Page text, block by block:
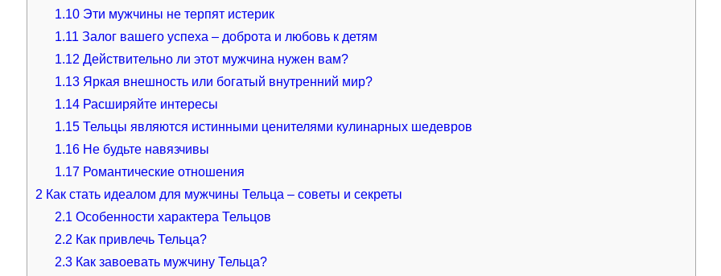
1.10 Эти мужчины не терпят истерик
1.11 Залог вашего успеха – доброта и любовь к детям
1.12 Действительно ли этот мужчина нужен вам?
1.13 Яркая внешность или богатый внутренний мир?
1.14 Расширяйте интересы
1.15 Тельцы являются истинными ценителями кулинарных шедевров
1.16 Не будьте навязчивы
1.17 Романтические отношения
2 Как стать идеалом для мужчины Тельца – советы и секреты
2.1 Особенности характера Тельцов
2.2 Как привлечь Тельца?
2.3 Как завоевать мужчину Тельца?